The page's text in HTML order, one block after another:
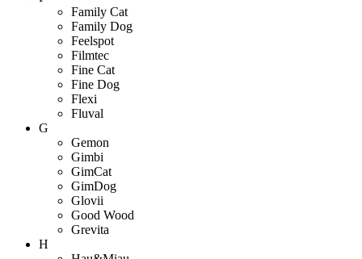
Family Cat
Family Dog
Feelspot
Filmtec
Fine Cat
Fine Dog
Flexi
Fluval
G
Gemon
Gimbi
GimCat
GimDog
Glovii
Good Wood
Grevita
H